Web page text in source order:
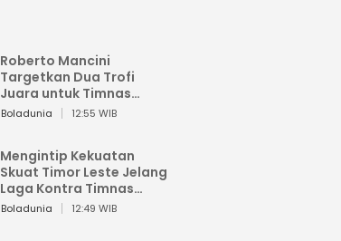
Roberto Mancini
Targetkan Dua Trofi
Juara untuk Timnas
Italia
Boladunia 12:55 WIB
Mengintip Kekuatan
Skuat Timor Leste Jelang
Laga Kontra Timnas
Indonesia di Piala AFF
Boladunia 12:49 WIB